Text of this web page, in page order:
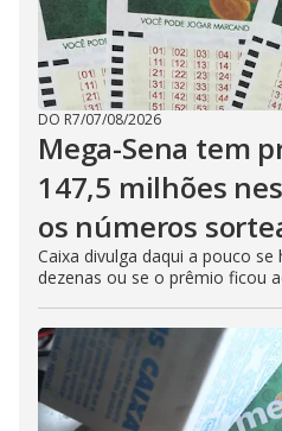
DO R7/07/08/2026
Mega-Sena tem
147,5 milhões
os números
Caixa divulga daqui a pouco
dezenas ou se o prêmio ficou